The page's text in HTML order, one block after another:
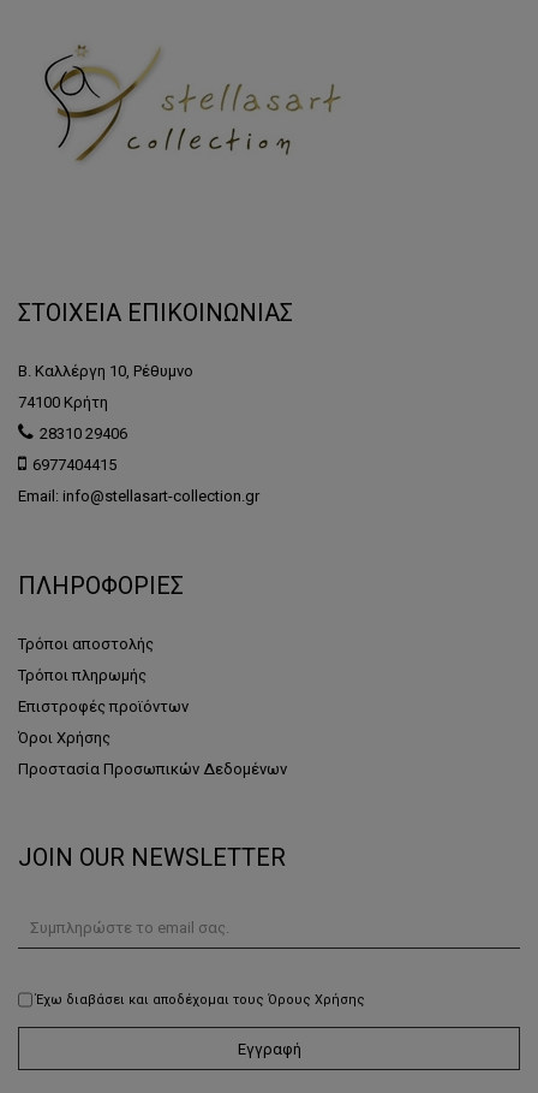
ΣΤΟΙΧΕΙΑ ΕΠΙΚΟΙΝΩΝΙΑΣ
Β. Καλλέργη 10, Ρέθυμνο
74100 Κρήτη
28310 29406
6977404415
Email: info@stellasart-collection.gr
ΠΛΗΡΟΦΟΡΙΕΣ
Τρόποι αποστολής
Τρόποι πληρωμής
Επιστροφές προϊόντων
Όροι Χρήσης
Προστασία Προσωπικών Δεδομένων
JOIN OUR NEWSLETTER
Έχω διαβάσει και αποδέχομαι τους Όρους Χρήσης
Εγγραφή